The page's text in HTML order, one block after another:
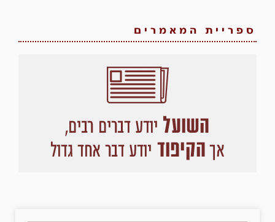
ספריית המאמרים